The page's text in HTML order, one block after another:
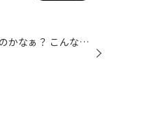
雪降ってきましたー！ びしょびしょの・・・ 雪かきは まだまだ続くのかなぁ？ こんな天気ですが 春の大商談会 開催中です！！ 本日 展示ホイール見に来てくださった方 ありがとうございます！！ まだまだ お得な 大商談会中です ヽ(･◇･´)ﾉ 春は ホイール納期がかかることもあります。 お早めに ご...